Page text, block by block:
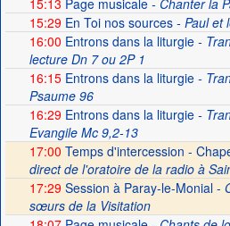
15:13 Page musicale- Chanter la
15:29En Toi nos sources- Paul et
16:00 Entrons dans la liturgie-
lecture Dn 7 ou 2P 1
16:15Entrons dans la liturgie-
Psaume 96
16:29Entrons dans la liturgie-
Evangile Mc 9,2-13
17:00 Temps d'intercession -
direct de l'oratoire de la radio à
17:29 Session à Paray-le-Monial -
sœurs de la Visitation